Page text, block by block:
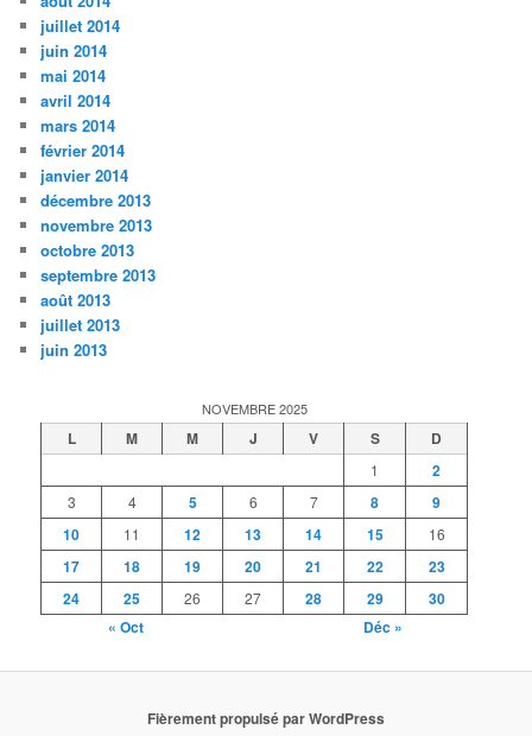
juillet 2014
juin 2014
mai 2014
avril 2014
mars 2014
février 2014
janvier 2014
décembre 2013
novembre 2013
octobre 2013
septembre 2013
août 2013
juillet 2013
juin 2013
NOVEMBRE 2025
L M M J V S D
1 2
3 4 5 6 7 8
9
10
11 12 13 14 15 16
17 18 19 20 21 22
23
24
25 26 27 28 29
30
« Oct
Déc »
Fièrement propulsé par WordPress